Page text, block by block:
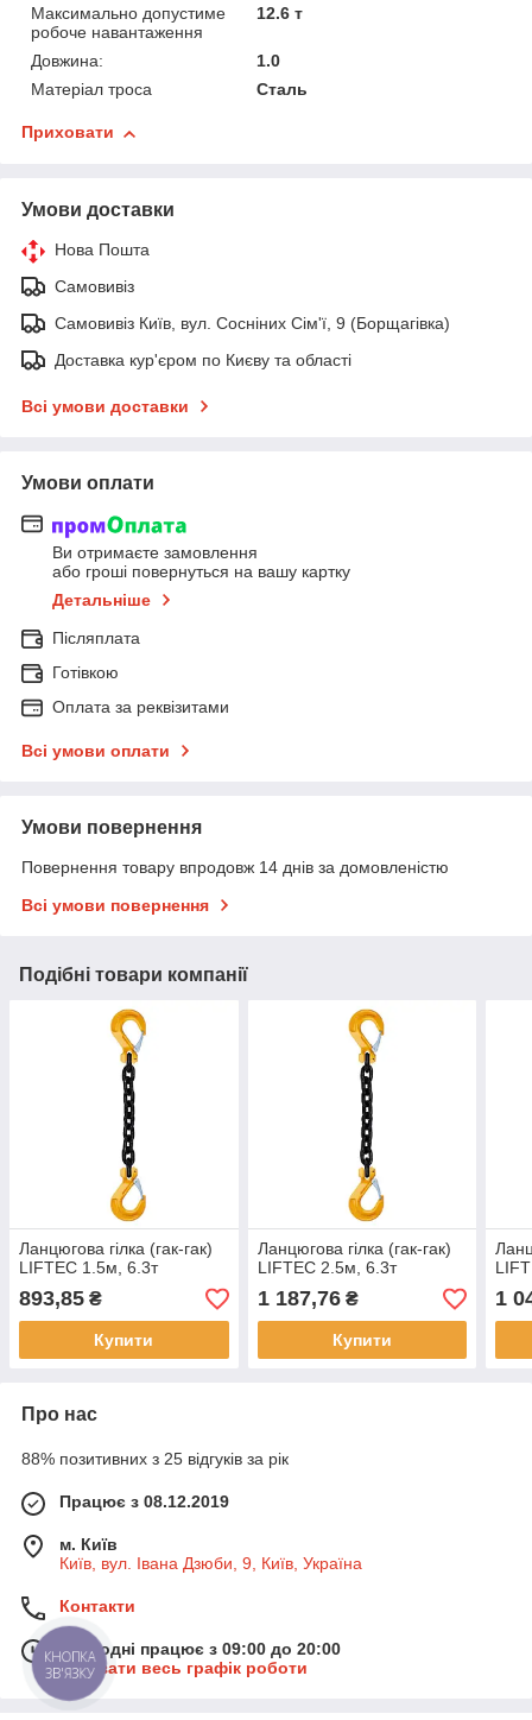
Максимально допустиме
робоче навантаження
12.6 т
Довжина:
1.0
Матеріал троса
Сталь
Приховати
Умови доставки
Нова Пошта
Самовивіз
Самовивіз Київ, вул. Сосніних Сім'ї, 9 (Борщагівка)
Доставка кур'єром по Києву та області
Всі умови доставки
Умови оплати
Ви отримаєте замовлення
або гроші повернуться на вашу картку
Детальніше
Післяплата
Готівкою
Оплата за реквізитами
Всі умови оплати
Умови повернення
Повернення товару впродовж 14 днів за домовленістю
Всі умови повернення
Подібні товари компанії
Ланцюгова гілка (гак-гак)
LIFTEC 1.5м, 6.3т
893,85 ₴
Купити
Ланцюгова гілка (гак-гак)
LIFTEC 2.5м, 6.3т
1 187,76₴
Купити
1
Про нас
88% позитивних з 25 відгуків за рік
Працює з 08.12.2019
м. Київ
Київ, вул. Івана Дзюби, 9, Київ, Україна
Контакти
Сьогодні працює з 09:00 до 20:00
Показати весь графік роботи
КНОПКА
ЗВ'ЯЗКУ